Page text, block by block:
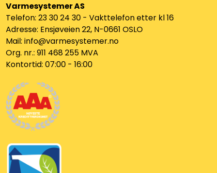
Varmesystemer AS
Telefon: 23 30 24 30 - Vakttelefon etter kl 16
Adresse: Ensjøveien 22, N-0661 OSLO
Mail: info@varmesystemer.no
Org. nr.: 911 468 255 MVA
Kontortid: 07:00 - 16:00